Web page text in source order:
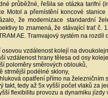
průběžné, řešila se otázka tarifní
Motol a přemístění koncové
že modernizace standardní
to znamená, že stávající trať č.
AE. Tramvajový systém na
osovou vzdálenost kolejí na
vzdálenost hrany tělesa od osy
poloměry směrových oblouků,
strmější podélné sklony,
opatření přímo na železničním
takt, tedy až 5x vyšší počet vlaků za
flexibilitu provozu a dynamiku jízdy